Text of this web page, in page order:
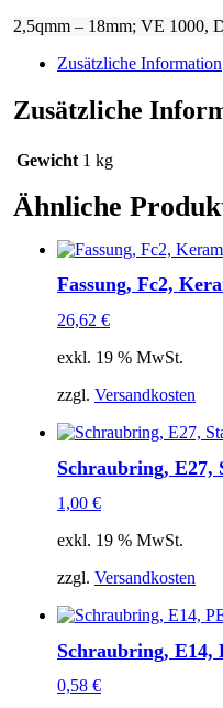
2,5qmm – 18mm; VE 1000,
Zusätzliche Information
Zusätzliche
Gewicht 1 kg
Ähnliche
Fassung, Fc2,
26,62 €
exkl. 19 % MwSt.
zzgl. Versandkosten
Schraubring, E27,
1,00 €
exkl. 19 % MwSt.
zzgl. Versandkosten
Schraubring, E14,
0,58 €